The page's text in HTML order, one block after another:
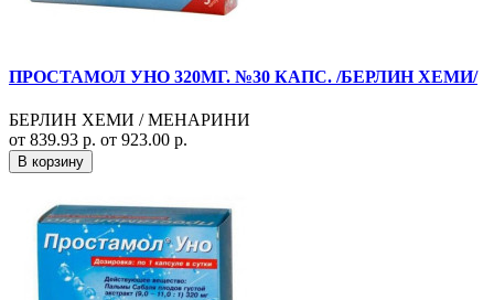
ПРОСТАМОЛ УНО 320МГ. №30 КАПС. /БЕРЛИН ХЕМИ/
БЕРЛИН ХЕМИ / МЕНАРИНИ
от 839.93 р. от 923.00 р.
В корзину